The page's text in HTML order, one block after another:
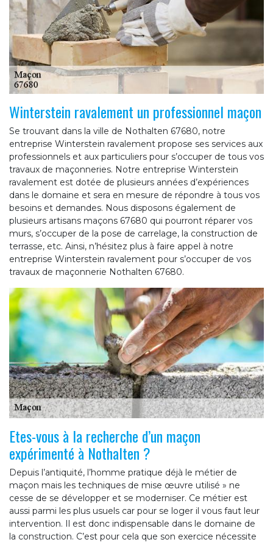
Winterstein ravalement un professionnel maçon
Se trouvant dans la ville de Nothalten 67680, notre
entreprise Winterstein ravalement propose ses services aux
professionnels et aux particuliers pour s’occuper de tous vos
travaux de maçonneries. Notre entreprise Winterstein
ravalement est dotée de plusieurs années d’expériences
dans le domaine et sera en mesure de répondre à tous vos
besoins et demandes. Nous disposons également de
plusieurs artisans maçons 67680 qui pourront réparer vos
murs, s’occuper de la pose de carrelage, la construction de
terrasse, etc. Ainsi, n’hésitez plus à faire appel à notre
entreprise Winterstein ravalement pour s’occuper de vos
travaux de maçonnerie Nothalten 67680.
Etes-vous à la recherche d’un maçon
expérimenté à Nothalten ?
Depuis l’antiquité, l’homme pratique déjà le métier de
maçon mais les techniques de mise œuvre utilisé » ne
cesse de se développer et se moderniser. Ce métier est
aussi parmi les plus usuels car pour se loger il vous faut leur
intervention. Il est donc indispensable dans le domaine de
la construction. C’est pour cela que son exercice nécessite